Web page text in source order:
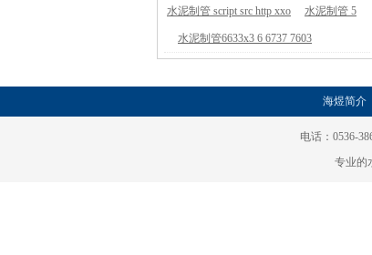
水泥制管 script src http xxo 水泥制管 5
水泥制管6633x3 6 6737 7603
海煜简介
电话：0536-
专业的